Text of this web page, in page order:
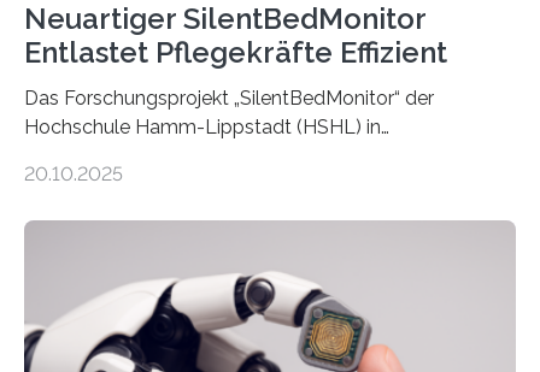
Neuartiger SilentBedMonitor
Entlastet Pflegekräfte Effizient
Das Forschungsprojekt „SilentBedMonitor“ der
Hochschule Hamm-Lippstadt (HSHL) in
auf Personen ab, die bettlägerig sind oder in ihrer
Entwicklung der Sensorik und Datenübertragung. Die
HSHL verantwortet die wissenschaftliche Begleitung
sowie die KI-gestützte Datenauswertung. Das Ziel ist
die Entwicklung eines berührungslosen
20.10.2025